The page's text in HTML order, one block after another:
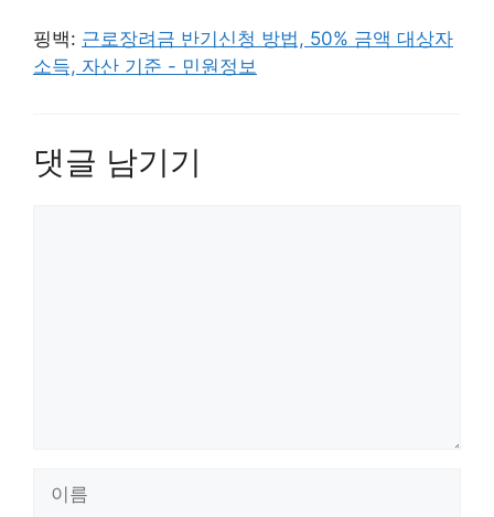
핑백: 근로장려금 반기신청 방법, 50% 금액 대상자
소득, 자산 기준 - 민원정보
댓글 남기기